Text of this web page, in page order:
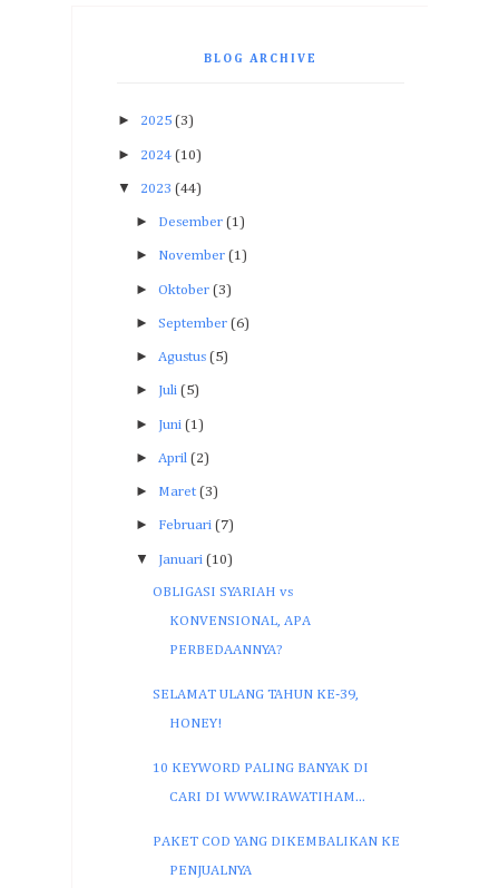
BLOG ARCHIVE
► 2025 (3)
► 2024 (10)
▼ 2023 (44)
► Desember (1)
► November (1)
► Oktober (3)
► September (6)
► Agustus (5)
► Juli (5)
► Juni (1)
► April (2)
► Maret (3)
► Februari (7)
▼ Januari (10)
OBLIGASI SYARIAH vs
KONVENSIONAL, APA
PERBEDAANNYA?
SELAMAT ULANG TAHUN KE-39,
HONEY!
10 KEYWORD PALING BANYAK DI
CARI DI WWW.IRAWATIHAM...
PAKET COD YANG DIKEMBALIKAN KE
PENJUALNYA